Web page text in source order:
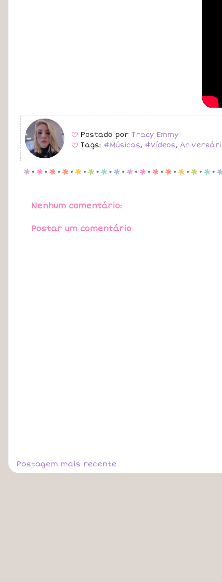
B Postado por Tracy Emmy
B Tags: #Músicas, #Vídeos,
p . p . p . p . p . p . p . p . p . p . p . p . p . p . p .
Nenhum comentário:
Postar um comentário
Postagem mais recente